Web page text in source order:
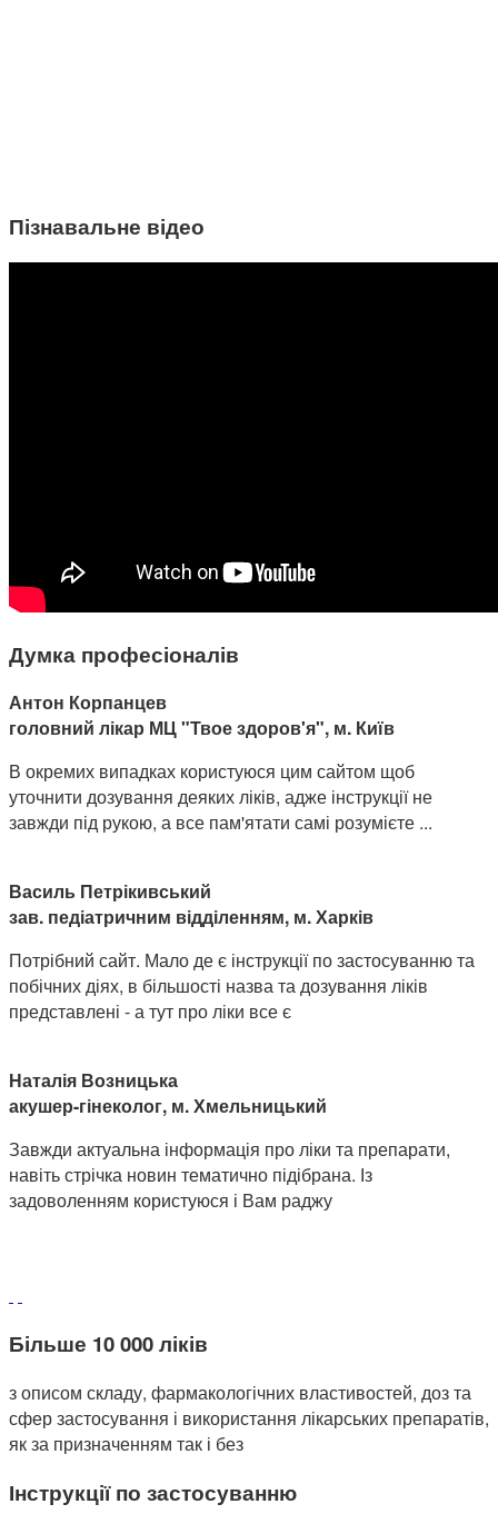
Пізнавальне відео
Думка професіоналів
Антон Корпанцев
головний лікар МЦ "Твое здоров'я", м. Київ
В окремих випадках користуюся цим сайтом щоб
уточнити дозування деяких ліків, адже інструкції не
завжди під рукою, а все пам'ятати самі розумієте ...
Василь Петрікивський
зав. педіатричним відділенням, м. Харків
Потрібний сайт. Мало де є інструкції по застосуванню та
побічних діях, в більшості назва та дозування ліків
представлені - а тут про ліки все є
Наталія Возницька
акушер-гінеколог, м. Хмельницький
Завжди актуальна інформація про ліки та препарати,
навіть стрічка новин тематично підібрана. Із
задоволенням користуюся і Вам раджу
Більше 10 000 ліків
з описом складу, фармакологічних властивостей, доз та
сфер застосування і використання лікарських препаратів,
як за призначенням так і без
Інструкції по застосуванню